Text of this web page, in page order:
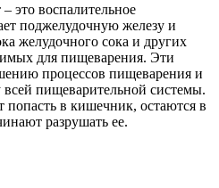
это воспалительное
поджелудочную железу и
желудочного сока и других
для пищеварения. Эти
процессов пищеварения и
пищеварительной системы.
в кишечник, остаются в
разрушать ее.